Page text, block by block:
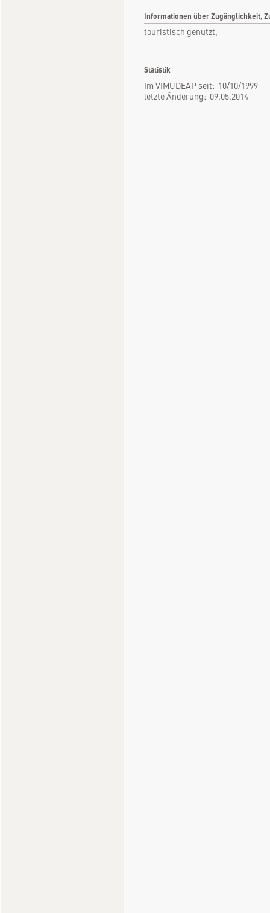
Informationen über Zugänglichkeit,
touristisch genutzt,
Statistik
Im VIMUDEAP seit: 10/10/1999
letzte Änderung: 09.05.2014